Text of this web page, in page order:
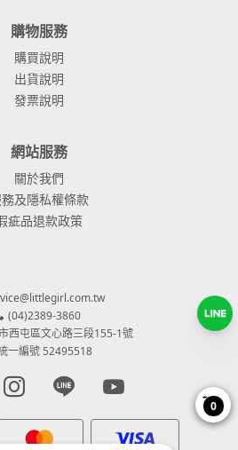
購物服務
購買說明
出貨說明
發票說明
網站服務
關於我們
及隱私權條款
疵品退款政策
(04)2389-3860
西屯區文心路三段155-1號
一編號 52495518
page
Instagram page
Line pageYoutube page
0